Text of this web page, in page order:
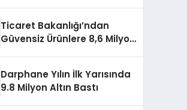
Ticaret Bakanlığı’ndan
Güvensiz Ürünlere 8,6 Milyon
Darphane Yılın İlk Yarısında
9.8 Milyon Altın Bastı